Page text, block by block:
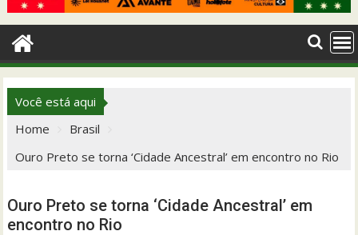
Você está aqui
Home
Brasil
Ouro Preto se torna ‘Cidade Ancestral’ em encontro no Rio
Ouro Preto se torna ‘Cidade Ancestral’ em
encontro no Rio